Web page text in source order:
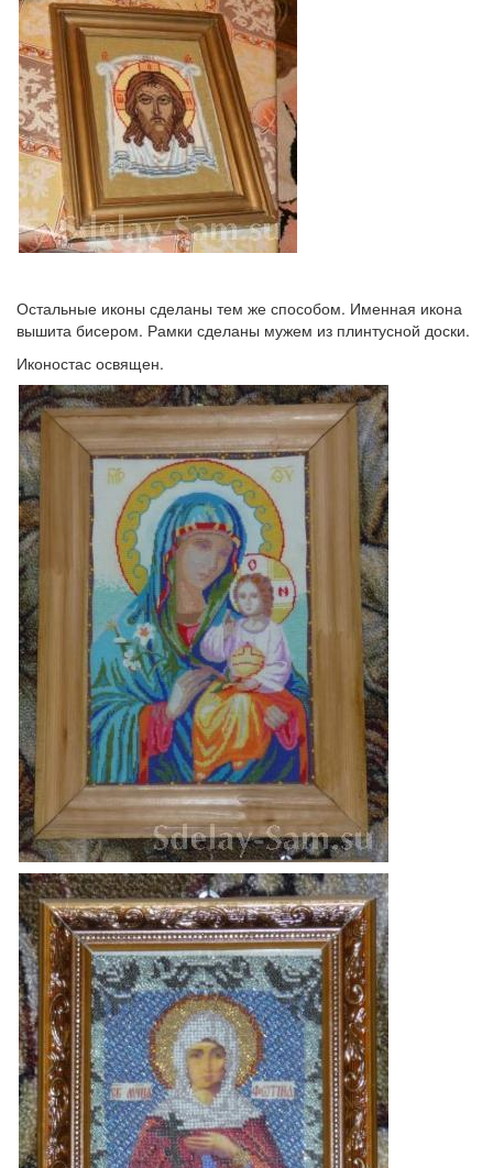
Остальные иконы сделаны тем же способом. Именная икона
вышита бисером. Рамки сделаны мужем из плинтусной доски.
Иконостас освящен.